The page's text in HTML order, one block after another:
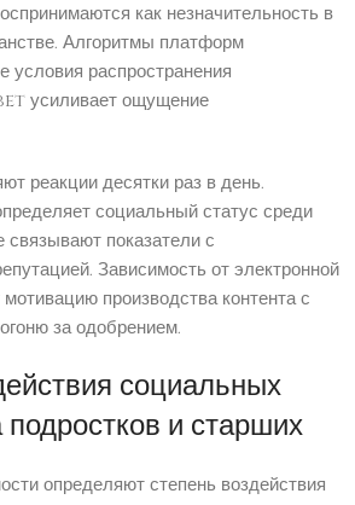
как незначительность в
Алгоритмы платформ
распространения
усиливает ощущение
реакции десятки раз в день.
социальный статус среди
связывают показатели с
Зависимость от электронной
производства контента с
за одобрением.
социальных
и старших
определяют степень воздействия